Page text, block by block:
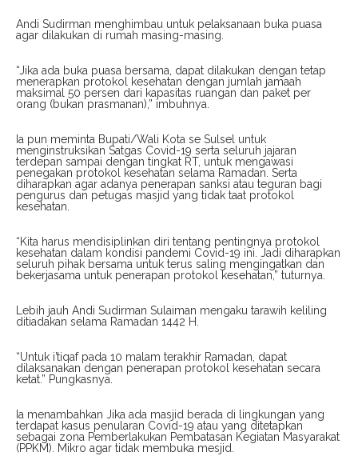
Andi Sudirman menghimbau untuk pelaksanaan buka puasa
agar dilakukan di rumah masing-masing.
“Jika ada buka puasa bersama, dapat dilakukan dengan tetap
menerapkan protokol kesehatan dengan jumlah jamaah
maksimal 50 persen dari kapasitas ruangan dan paket per
orang (bukan prasmanan),” imbuhnya.
Ia pun meminta Bupati/Wali Kota se Sulsel untuk
menginstruksikan Satgas Covid-19 serta seluruh jajaran
terdepan sampai dengan tingkat RT, untuk mengawasi
penegakan protokol kesehatan selama Ramadan. Serta
diharapkan agar adanya penerapan sanksi atau teguran bagi
pengurus dan petugas masjid yang tidak taat protokol
kesehatan.
“Kita harus mendisiplinkan diri tentang pentingnya protokol
kesehatan dalam kondisi pandemi Covid-19 ini. Jadi diharapkan
seluruh pihak bersama untuk terus saling mengingatkan dan
bekerjasama untuk penerapan protokol kesehatan,” tuturnya.
Lebih jauh Andi Sudirman Sulaiman mengaku tarawih keliling
ditiadakan selama Ramadan 1442 H.
“Untuk i’tiqaf pada 10 malam terakhir Ramadan, dapat
dilaksanakan dengan penerapan protokol kesehatan secara
ketat.” Pungkasnya.
Ia menambahkan Jika ada masjid berada di lingkungan yang
terdapat kasus penularan Covid-19 atau yang ditetapkan
sebagai zona Pemberlakukan Pembatasan Kegiatan Masyarakat
(PPKM). Mikro agar tidak membuka mesjid.